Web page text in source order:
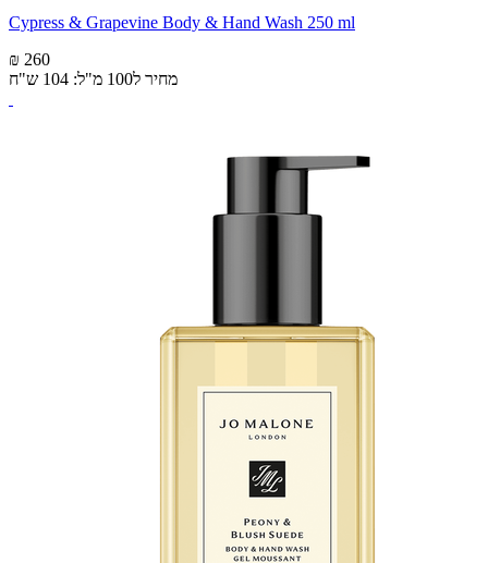
Cypress & Grapevine Body & Hand Wash 250 ml
₪ 260
מחיר ל100 מ"ל: 104 ש"ח